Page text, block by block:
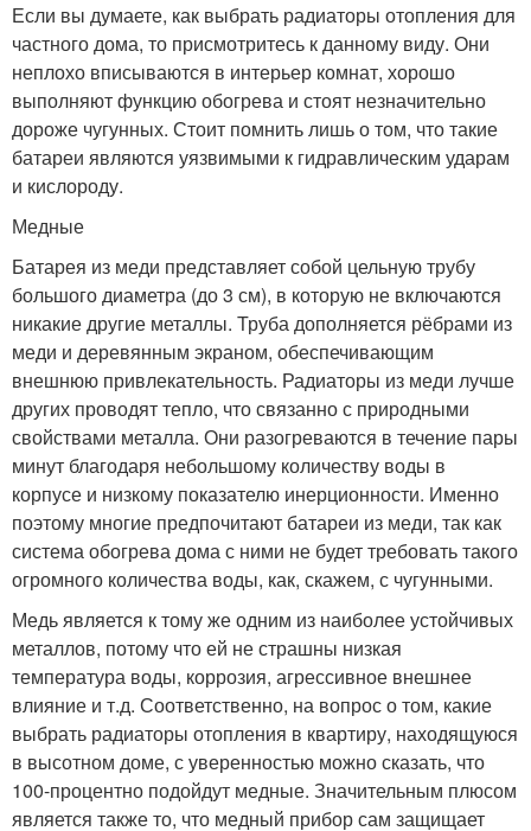
Если вы думаете, как выбрать радиаторы отопления для
частного дома, то присмотритесь к данному виду. Они
неплохо вписываются в интерьер комнат, хорошо
выполняют функцию обогрева и стоят незначительно
дороже чугунных. Стоит помнить лишь о том, что такие
батареи являются уязвимыми к гидравлическим ударам
и кислороду.
Медные
Батарея из меди представляет собой цельную трубу
большого диаметра (до 3 см), в которую не включаются
никакие другие металлы. Труба дополняется рёбрами из
меди и деревянным экраном, обеспечивающим
внешнюю привлекательность. Радиаторы из меди лучше
других проводят тепло, что связанно с природными
свойствами металла. Они разогреваются в течение пары
минут благодаря небольшому количеству воды в
корпусе и низкому показателю инерционности. Именно
поэтому многие предпочитают батареи из меди, так как
система обогрева дома с ними не будет требовать такого
огромного количества воды, как, скажем, с чугунными.
Медь является к тому же одним из наиболее устойчивых
металлов, потому что ей не страшны низкая
температура воды, коррозия, агрессивное внешнее
влияние и т.д. Соответственно, на вопрос о том, какие
выбрать радиаторы отопления в квартиру, находящуюся
в высотном доме, с уверенностью можно сказать, что
100-процентно подойдут медные. Значительным плюсом
является также то, что медный прибор сам защищает